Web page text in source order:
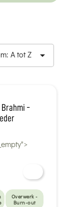
A tot Z 
Brahmi -
Overwerk -
Burn-out